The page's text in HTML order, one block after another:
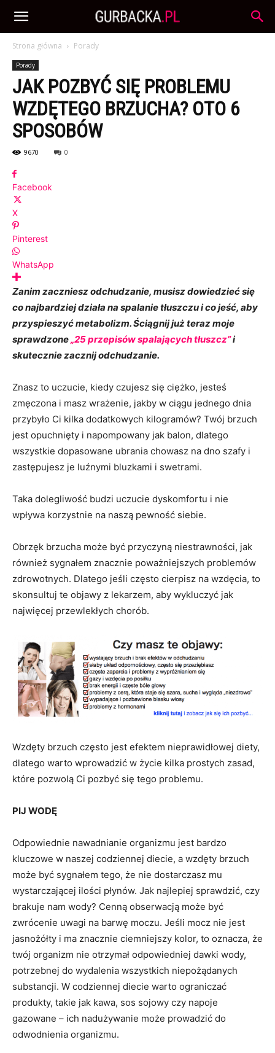
Strona główna Porady
Porady
JAK POZBYĆ SIĘ PROBLEMU
WZDĘTEGO BRZUCHA? OTO 6
SPOSOBÓW
9670 0
Facebook
X
Pinterest
WhatsApp
Zanim zaczniesz odchudzanie, musisz dowiedzieć się
co najbardziej działa na spalanie tłuszczu i co jeść, aby
przyspieszyć metabolizm.Ściągnij już teraz moje
sprawdzone„25 przepisów spalających tłuszcz”i
skutecznie zacznij odchudzanie.
Znasz to uczucie, kiedy czujesz się ciężko, jesteś
zmęczona i masz wrażenie, jakby w ciągu jednego dnia
przybyło Ci kilka dodatkowych kilogramów? Twój brzuch
jest opuchnięty i napompowany jak balon, dlatego
wszystkie dopasowane ubrania chowasz na dno szafy i
zastępujesz je luźnymi bluzkami i swetrami.
Taka dolegliwość budzi uczucie dyskomfortu i nie
wpływa korzystnie na naszą pewność siebie.
Obrzęk brzucha może być przyczyną niestrawności, jak
również sygnałem znacznie poważniejszych problemów
zdrowotnych. Dlatego jeśli często cierpisz na wzdęcia, to
skonsultuj te objawy z lekarzem, aby wykluczyć jak
najwięcej przewlekłych chorób.
Wzdęty brzuch często jest efektem nieprawidłowej diety,
dlatego warto wprowadzić w życie kilka prostych zasad,
które pozwolą Ci pozbyć się tego problemu.
PIJ WODĘ
Odpowiednie nawadnianie organizmu jest bardzo
kluczowe w naszej codziennej diecie, a wzdęty brzuch
może być sygnałem tego, że nie dostarczasz mu
wystarczającej ilości płynów. Jak najlepiej sprawdzić, czy
brakuje nam wody? Cenną obserwacją może być
zwrócenie uwagi na barwę moczu. Jeśli mocz nie jest
jasnożółty i ma znacznie ciemniejszy kolor, to oznacza, że
twój organizm nie otrzymał odpowiedniej dawki wody,
potrzebnej do wydalenia wszystkich niepożądanych
substancji. W codziennej diecie warto ograniczać
produkty, takie jak kawa, sos sojowy czy napoje
gazowane – ich nadużywanie może prowadzić do
odwodnienia organizmu.